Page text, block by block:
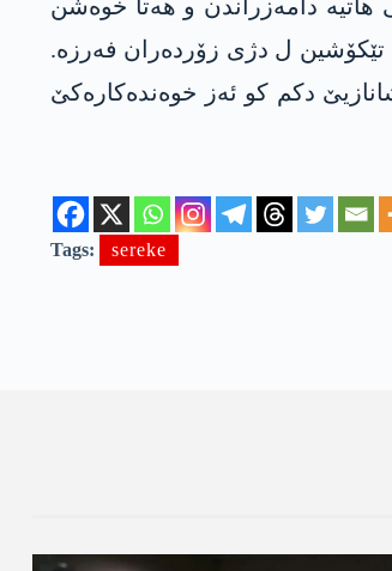
دامەزراندن و ھەتا خوەشن
تێکۆشین ل دژی زۆردەران فەرزە.
دکم کو ئەز خوەندەکارەکێ
Tags: sereke